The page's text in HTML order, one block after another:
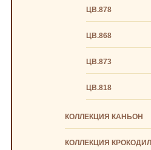
ЦВ.878
ЦВ.868
ЦВ.873
ЦВ.818
КОЛЛЕКЦИЯ КАНЬОН
КОЛЛЕКЦИЯ КРОКОДИЛ